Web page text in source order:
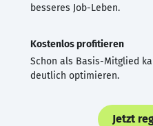
besseres Job-Leben.
Kostenlos profitieren
Schon als Basis-Mitglied
deutlich optimieren.
Jetzt